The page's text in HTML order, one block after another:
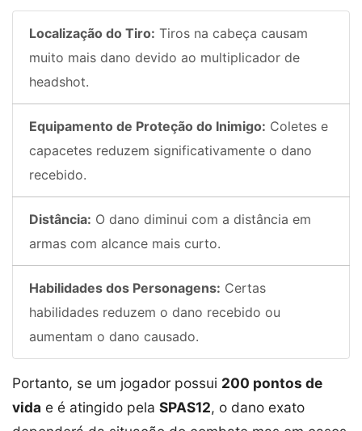
Localização do Tiro: Tiros na cabeça causam
muito mais dano devido ao multiplicador de
headshot.
Equipamento de Proteção do Inimigo: Coletes e
capacetes reduzem significativamente o dano
recebido.
Distância: O dano diminui com a distância em
armas com alcance mais curto.
Habilidades dos Personagens: Certas
habilidades reduzem o dano recebido ou
aumentam o dano causado.
Portanto, se um jogador possui 200 pontos de
vida e é atingido pela SPAS12, o dano exato